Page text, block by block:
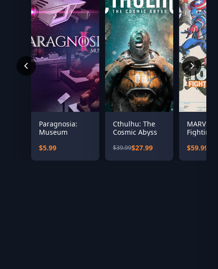
Paragnosia:
Museum
$5.99
Cthulhu: The
Cosmic Abyss
$39.99$27.99
MARVEL
Fighting
$59.99